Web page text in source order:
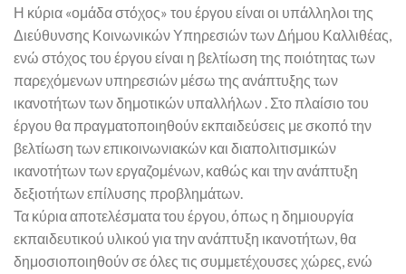
Η κύρια «ομάδα στόχος» του έργου είναι οι υπάλληλοι της
Διεύθυνσης Κοινωνικών Υπηρεσιών των Δήμου Καλλιθέας,
ενώ στόχος του έργου είναι η βελτίωση της ποιότητας των
παρεχόμενων υπηρεσιών μέσω της ανάπτυξης των
ικανοτήτων των δημοτικών υπαλλήλων . Στο πλαίσιο του
έργου θα πραγματοποιηθούν εκπαιδεύσεις με σκοπό την
βελτίωση των επικοινωνιακών και διαπολιτισμικών
ικανοτήτων των εργαζομένων, καθώς και την ανάπτυξη
δεξιοτήτων επίλυσης προβλημάτων.
Τα κύρια αποτελέσματα του έργου, όπως η δημιουργία
εκπαιδευτικού υλικού για την ανάπτυξη ικανοτήτων, θα
δημοσιοποιηθούν σε όλες τις συμμετέχουσες χώρες, ενώ